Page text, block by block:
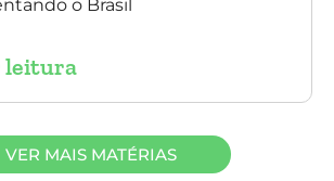
o Brasil
leitura
VER MAIS MATÉRIAS